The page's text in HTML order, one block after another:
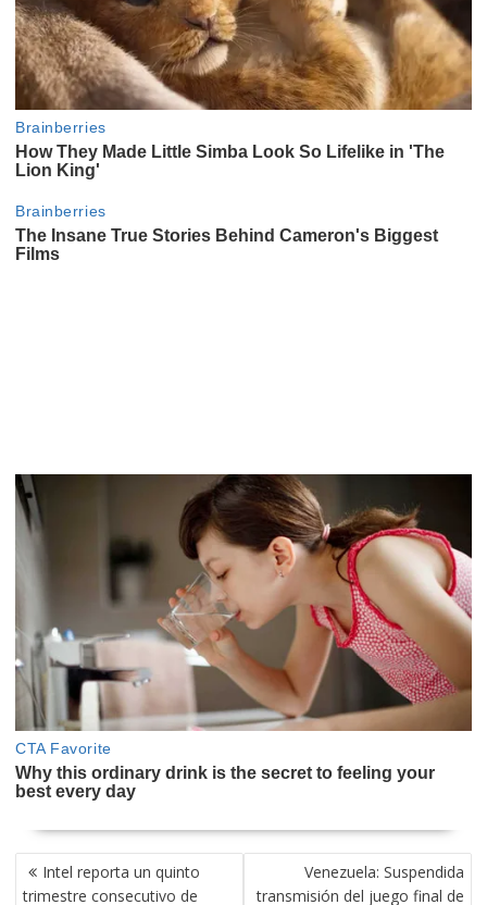
NAVEGACIÓN
DE Intel reporta un quinto
trimestre consecutivo de
Venezuela: Suspendida
transmisión del juego final de